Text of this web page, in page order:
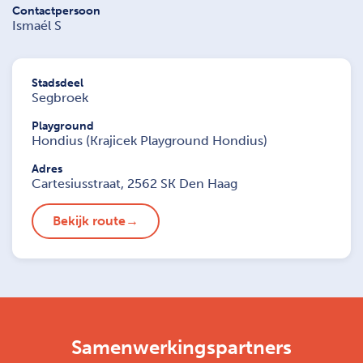
Contactpersoon
Ismaél S
Stadsdeel
Segbroek
Playground
Hondius (Krajicek Playground Hondius)
Adres
Cartesiusstraat, 2562 SK Den Haag
Bekijk route
Samenwerkingspartners